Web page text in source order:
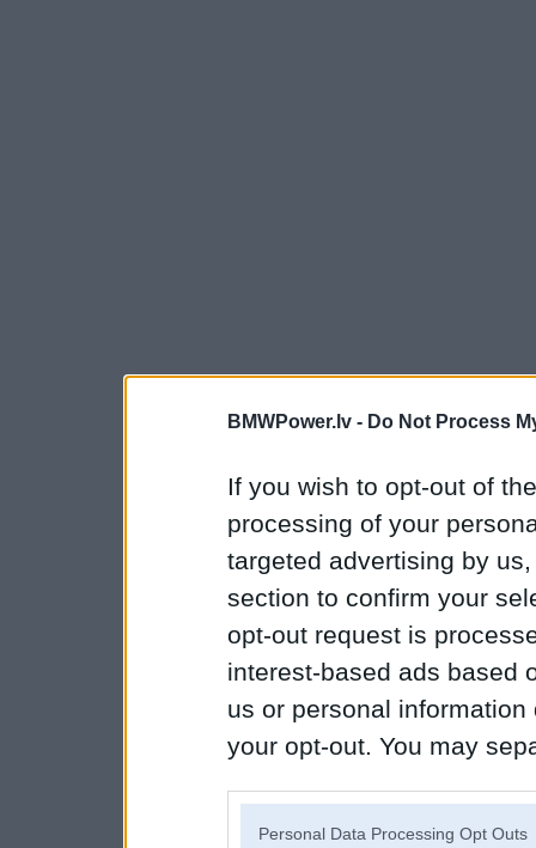
BMWPower.lv - Do Not Process
If you wish to opt-out of
processing of your
targeted advertising by
section to confirm your
opt-out request is
interest-based ads based
us or personal
your opt-out. You may
Personal Data Processing Opt Outs